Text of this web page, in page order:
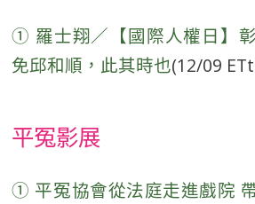
① 羅士翔／【國際人權日】
免邱和順，此其時也(12/09
平冤影展
① 平冤協會從法庭走進戲院